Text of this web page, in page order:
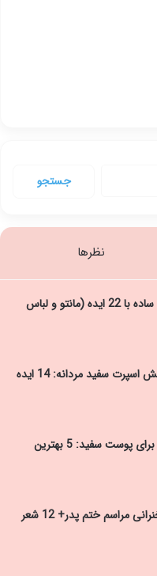
نظرها
تزیین لباس مشکی ساده با 22 ایده (مانتو و لباس
لباس مجلسی با کفش اسپرت سفید مردانه: 14 ایده
رنگ پیراهن مردانه برای پوست سفید: 5 بهترین
24 بهترین متن سخنرانی مراسم ختم پدر+ 12 شعر